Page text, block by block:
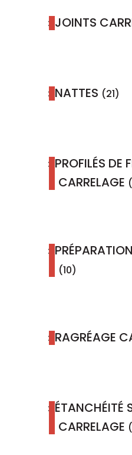
JOINTS
NATTES (21)
PROFILÉS DE
CARRELAGE
(10)
RAGRÉAGE
ÉTANCHÉITÉ
CARRELAGE